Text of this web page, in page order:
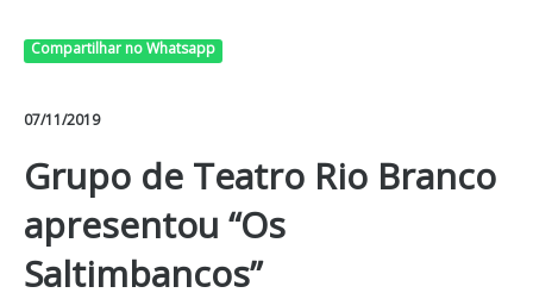
Compartilhar no Whatsapp
07/11/2019
Grupo de Teatro Rio Branco
apresentou “Os
Saltimbancos”